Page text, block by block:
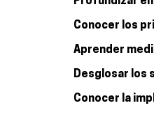
 Conocer los
 Aprender
 Desglosar
 Conocer la